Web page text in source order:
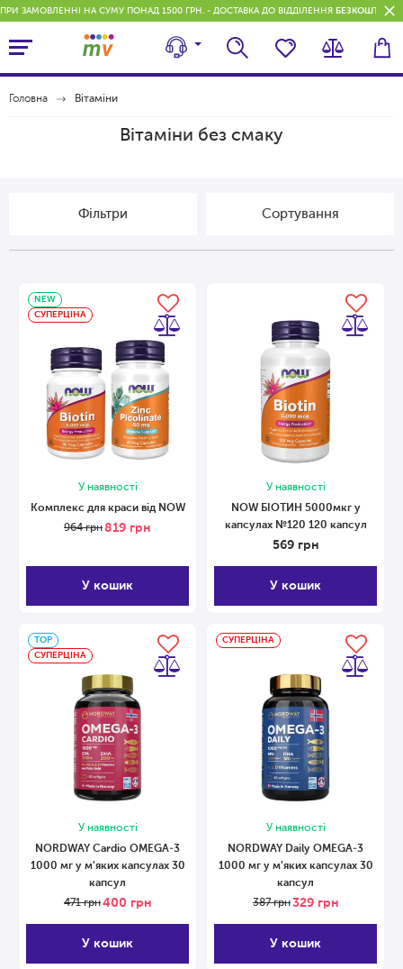
ПРИ ЗАМОВЛЕННІ НА СУМУ ПОНАД 1500 ГРН. - ДОСТАВКА ДО ВІДДІЛЕННЯ
Головна Вітаміни
Вітаміни без смаку
Фільтри Сортування
NEW
СУПЕРЦІНА
У наявності
Комплекс для краси від NOW
964грн819 грн
У кошик
У наявності
NOW БІОТИН 5000мкг у
капсулах №120 120 капсул
569 грн
У кошик
ТОP
СУПЕРЦІНА
У наявності
NORDWAY Cardio OMEGA-3
1000 мг у м'яких капсулах 30
капсул
471грн 400 грн
У кошик
СУПЕРЦІНА
У наявності
NORDWAY Daily OMEGA-3
1000 мг у м'яких капсулах 30
капсул
387грн 329 грн
У кошик